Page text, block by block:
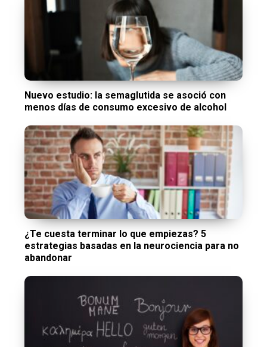
Nuevo estudio: la semaglutida se asoció con
menos días de consumo excesivo de alcohol
¿Te cuesta terminar lo que empiezas? 5
estrategias basadas en la neurociencia para no
abandonar